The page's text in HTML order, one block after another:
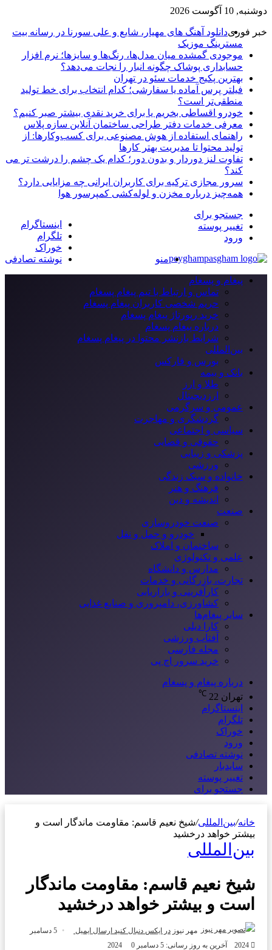
دوشنبه, 10 آگوست 2026
خبر فوریدانلود آهنگ های مهیار، شایع و علی سورنا در رسانه بیت
مسترینگ موزیک
موجودی گمشده میان مدل‌ها، رنگ‌ها و سایزها؛ نرم افزار
حسابداری پوشاک چگونه انبار را نجات می‌دهد؟
بهترین پکیج خدمات سئو در تهران
فیلتر پرس آماده یا سفارشی؛ کدام انتخاب برای خط تولید
منطقی‌تر است؟
خودرو اقساطی بخریم یا برای خرید نقدی بیشتر صبر کنیم؟
معرفی خدمات دفتر طراحی ساختمان آنلاین سازه پلاس
راهنمای استفاده از هوش مصنوعی برای کسب‌وکارها: از
تولید محتوا تا مدیریت بهتر کارها
تفاوت لنز دوردار و بدون دور؛ کدام یک چشم را درشت تر می
کند؟
سرور مجازی ترکیه برای کاربران ایرانی چه مزایایی دارد؟
همه‌چیز درباره مخزن و لوله‌کشی کمپرسور هوا
اینستاگرام
تلگرام
خوراک
نوشته تصادفی
جستجو برای
تغییر پوسته
ورود
منو
پیغام و پسغام
تماس و ارتباط با تیم پیغام پسغام
حریم شخصی کاربران پیغام پسغام
خرید رپورتاژ پیغام پسغام
درباره پیغام پسغام
شرایط بازنشر محتوا در پیغام پسغام
بین‌المللی
بورس و فارکس
بانک و بیمه
طلا و ارز
ارزدیجیتال
عمومی و سرگرمی
گردشگری و مهاجرت
سیاسی و اجتماعی
حقوقی و قضایی
پزشکی و زیبایی
ورزشی
خانواده و سبک زندگی
فرهنگ و هنر
اندیشه و دین
صنعت
صنعت خودروسازی
خودرو و حمل و نقل
ساختمان و املاک
علمی و تکنولوژی
مدارس و دانشگاه
تجارت، بازرگانی و خدمات
کارآفرینی و بازاریابی
کشاورزی، دامپروری و صنایع غذایی
سایر پیغام‌ها
کارا دیلی
آفتاب ورزشی
مجله فارسی
خرید سرور اچ پی
درباره پیغام و پسغام
تهران 22
℃
اینستاگرام
تلگرام
خوراک
ورود
نوشته تصادفی
سایدبار
تغییر پوسته
جستجو برای
خانه/بین‌المللی/شیخ نعیم قاسم: مقاومت ماندگار است و
بیشتر خواهد درخشید
بین‌المللی
شیخ نعیم قاسم: مقاومت ماندگار
است و بیشتر خواهد درخشید
مهر نیوز در ایکس دنبال کنید ارسال ایمیل
5 دسامبر
2024
آخرین به روز رسانی: 5 دسامبر 2024
0